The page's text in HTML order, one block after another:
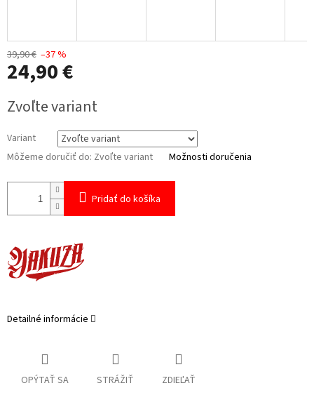
39,90 € –37 %
24,90 €
cena:
Zvoľte variant
Variant
Môžeme doručiť do: Zvoľte variant Možnosti doručenia
Pridať do košíka
Detailné informácie
OPÝTAŤ SA STRÁŽIŤ ZDIEĽAŤ